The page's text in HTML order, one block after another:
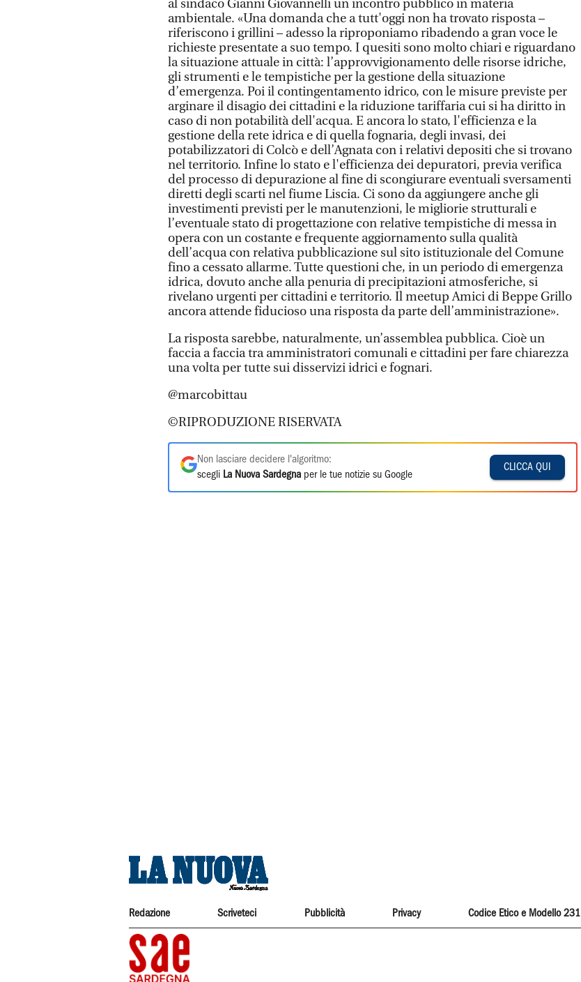
al sindaco Gianni Giovannelli un incontro pubblico in materia
ambientale. «Una domanda che a tutt'oggi non ha trovato risposta –
riferiscono i grillini – adesso la riproponiamo ribadendo a gran voce le
richieste presentate a suo tempo. I quesiti sono molto chiari e riguardano
la situazione attuale in città: l’approvvigionamento delle risorse idriche,
gli strumenti e le tempistiche per la gestione della situazione
d’emergenza. Poi il contingentamento idrico, con le misure previste per
arginare il disagio dei cittadini e la riduzione tariffaria cui si ha diritto in
caso di non potabilità dell'acqua. E ancora lo stato, l'efficienza e la
gestione della rete idrica e di quella fognaria, degli invasi, dei
potabilizzatori di Colcò e dell’Agnata con i relativi depositi che si trovano
nel territorio. Infine lo stato e l'efficienza dei depuratori, previa verifica
del processo di depurazione al fine di scongiurare eventuali sversamenti
diretti degli scarti nel fiume Liscia. Ci sono da aggiungere anche gli
investimenti previsti per le manutenzioni, le migliorie strutturali e
l’eventuale stato di progettazione con relative tempistiche di messa in
opera con un costante e frequente aggiornamento sulla qualità
dell’acqua con relativa pubblicazione sul sito istituzionale del Comune
fino a cessato allarme. Tutte questioni che, in un periodo di emergenza
idrica, dovuto anche alla penuria di precipitazioni atmosferiche, si
rivelano urgenti per cittadini e territorio. Il meetup Amici di Beppe Grillo
ancora attende fiducioso una risposta da parte dell’amministrazione».
La risposta sarebbe, naturalmente, un’assemblea pubblica. Cioè un
faccia a faccia tra amministratori comunali e cittadini per fare chiarezza
una volta per tutte sui disservizi idrici e fognari.
@marcobittau
©RIPRODUZIONE RISERVATA
Non lasciare decidere l'algoritmo:
scegli La Nuova Sardegna per le tue notizie su Google
CLICCA QUI
Redazione Scriveteci Pubblicità Privacy Codice Etico e Modello 231